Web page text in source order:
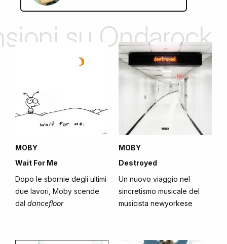
su Ondarock
MOBY
Wait For Me
Dopo le sbornie degli ultimi
due lavori, Moby scende
dal dancefloor
MOBY
Destroyed
Un nuovo viaggio nel
sincretismo musicale del
musicista newyorkese